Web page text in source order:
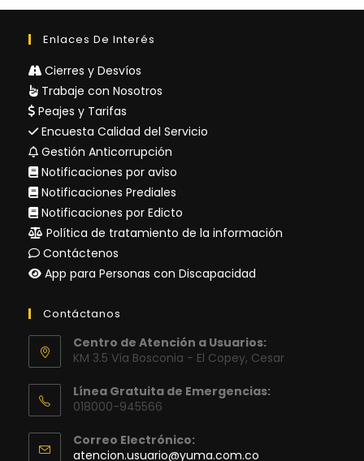
Enlaces De Interés
Cierres y Desvíos
Trabaje con Nosotros
Peajes y Tarifas
Encuesta Calidad del Servicio
Gestión Anticorrupción
Notificaciones por aviso
Notificaciones Prediales
Notificaciones por Edicto
Política de tratamiento de la información
Contáctenos
App para Personas con Discapacidad
Contáctanos
Centro de Atención a Usuarios:
KM 3.5 Vía Bosconia - El Copey, Cesar
Línea Gratuita de Emergencias:
018000-945566
Correo Electrónico:
atencion.usuario@yuma.com.co